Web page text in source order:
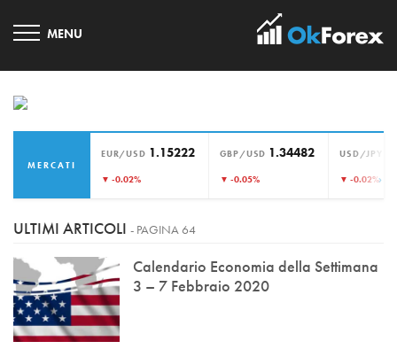
MERCATI
EUR/USD 1.15222
▼ -0.02%
GBP/USD 1.34482
▼ -0.05%
USD/JPY
▼ -0.02%
›
ULTIMI ARTICOLI - PAGINA 64
Calendario Economia della Settimana
3 – 7 Febbraio 2020